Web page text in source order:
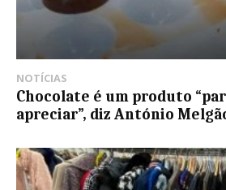
NOTÍCIAS
Chocolate é um produto
apreciar”, diz António